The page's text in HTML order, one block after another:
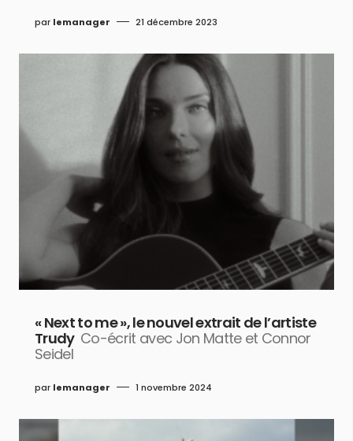
par lemanager 21 décembre 2023
« Next to me », le nouvel extrait de l’artiste
Trudy Co-écrit avec Jon Matte et Connor
Seidel
par lemanager 1 novembre 2024